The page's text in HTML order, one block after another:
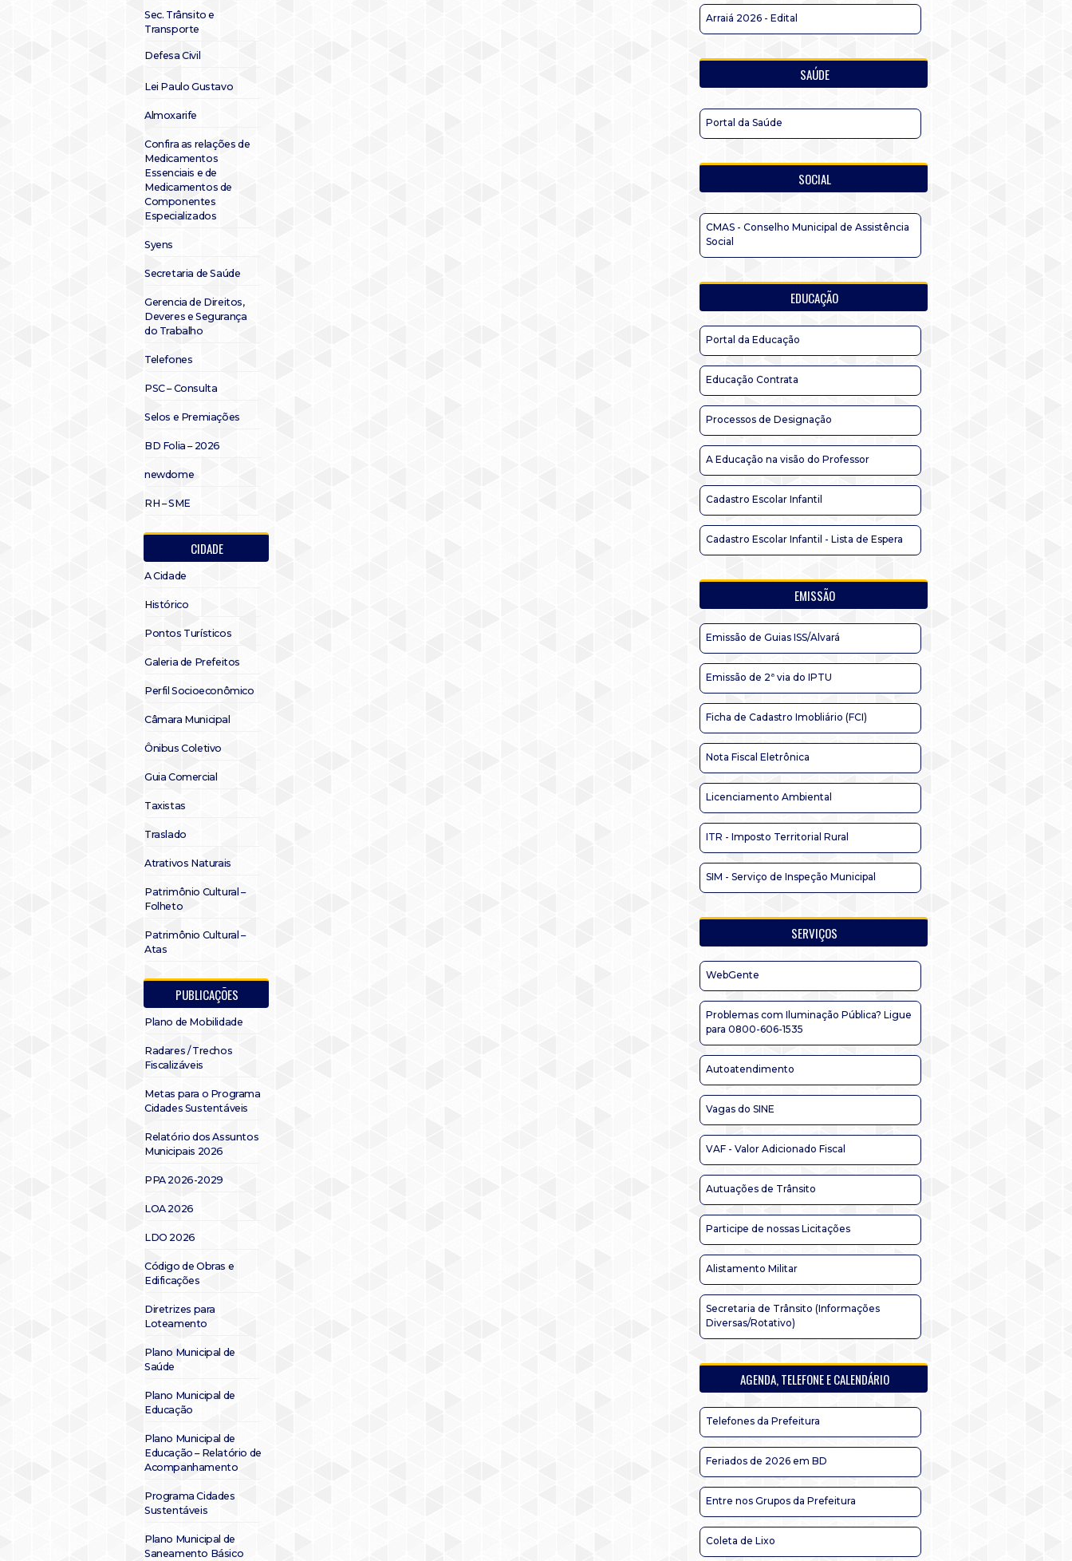
Sec. Trânsito e
Transporte
Defesa Civil
Lei Paulo Gustavo
Almoxarife
Confira as relações de
Medicamentos
Essenciais e de
Medicamentos de
Componentes
Especializados
Syens
Secretaria de Saúde
Gerencia de Direitos,
Deveres e Segurança
do Trabalho
Telefones
PSC – Consulta
Selos e Premiações
BD Folia – 2026
newdome
RH – SME
CIDADE
A Cidade
Histórico
Pontos Turísticos
Galeria de Prefeitos
Perfil Socioeconômico
Câmara Municipal
Ônibus Coletivo
Guia Comercial
Taxistas
Traslado
Atrativos Naturais
Patrimônio Cultural –
Folheto
Patrimônio Cultural –
Atas
PUBLICAÇÕES
Plano de Mobilidade
Radares / Trechos
Fiscalizáveis
Metas para o Programa
Cidades Sustentáveis
Relatório dos Assuntos
Municipais 2026
PPA 2026-2029
LOA 2026
LDO 2026
Código de Obras e
Edificações
Diretrizes para
Loteamento
Plano Municipal de
Saúde
Plano Municipal de
Educação
Plano Municipal de
Educação – Relatório de
Acompanhamento
Programa Cidades
Sustentáveis
Plano Municipal de
Saneamento Básico
Arraiá 2026 - Edital
SAÚDE
Portal da Saúde
SOCIAL
CMAS - Conselho Municipal de Assistência
Social
EDUCAÇÃO
Portal da Educação
Educação Contrata
Processos de Designação
A Educação na visão do Professor
Cadastro Escolar Infantil
Cadastro Escolar Infantil - Lista de Espera
EMISSÃO
Emissão de Guias ISS/Alvará
Emissão de 2ª via do IPTU
Ficha de Cadastro Imobliário (FCI)
Nota Fiscal Eletrônica
Licenciamento Ambiental
ITR - Imposto Territorial Rural
SIM - Serviço de Inspeção Municipal
SERVIÇOS
WebGente
Problemas com Iluminação Pública? Ligue
para 0800-606-1535
Autoatendimento
Vagas do SINE
VAF - Valor Adicionado Fiscal
Autuações de Trânsito
Participe de nossas Licitações
Alistamento Militar
Secretaria de Trânsito (Informações
Diversas/Rotativo)
AGENDA, TELEFONE E CALENDÁRIO
Telefones da Prefeitura
Feriados de 2026 em BD
Entre nos Grupos da Prefeitura
Coleta de Lixo